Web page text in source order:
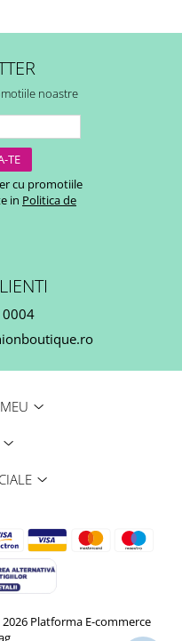
noastre
cu promotiile
in Politica de
Platforma E-commerce